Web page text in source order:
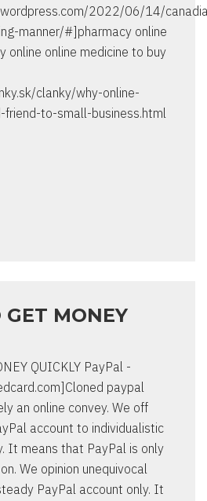
2022/06/14/
manner/#]pharmacy online
online online medicine to buy
clanky/why-online-
friend-to-small-business.html
MONEY
QUICKLY PayPal -
paypal
an online convey. We off
account to individualistic
It means that PayPal is only
We opinion unequivocal
PayPal account only. It